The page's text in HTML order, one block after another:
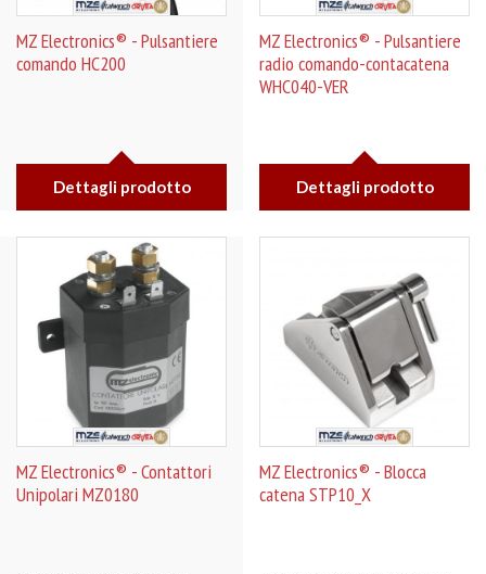
MZ Electronics® - Pulsantiere
comando HC200
Dettagli prodotto
MZ Electronics® - Pulsantiere
radio comando-contacatena
WHC040-VER
Dettagli prodotto
MZ Electronics® - Contattori
Unipolari MZ0180
MZ Electronics® - Blocca
catena STP10_X